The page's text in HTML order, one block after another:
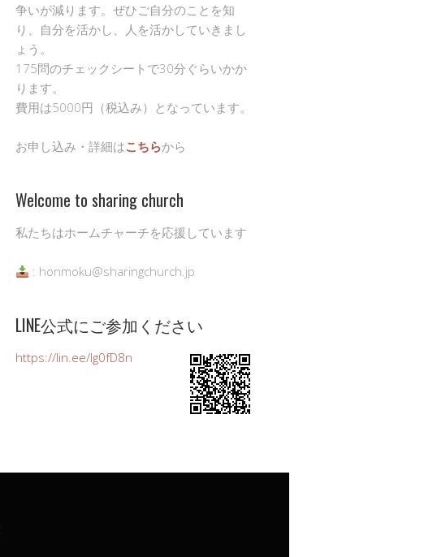
争いが減ります。ぜひご自分のことを知
り、自分を活かし、人を活かしていきまし
ょう。
175問のチェックシートで30分ぐらいかか
ります。
費用は5000円（税込み）となっています。
お申し込み・詳細はこちらから
Welcome to sharing church
私たちはホームチャーチを応援しています
: honmoku@sharingchurch.jp
LINE公式にご参加ください
https://lin.ee/Ig0fD8n